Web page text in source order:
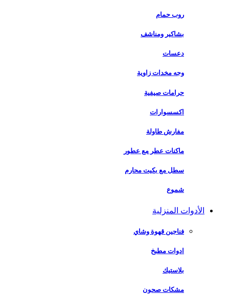
روب حمام
بشاكير ومناشف
دعسات
وجه مخدات زاوية
حرامات صيفية
اكسسوارات
مفارش طاولة
ماكنات عطر مع عطور
سطل مع بكيت محارم
شموع
الأدوات المنزلية
فناجين قهوة وشاي
ادوات مطبخ
بلاستيك
مشكات صحون